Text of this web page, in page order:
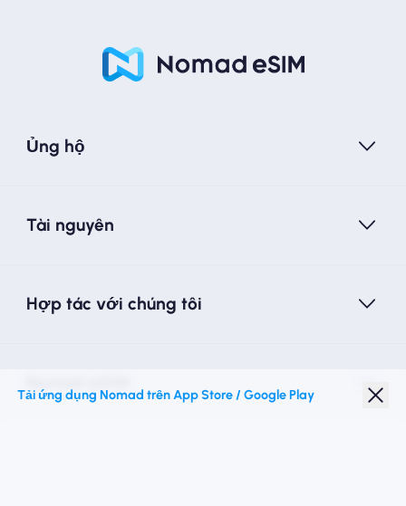
Ủng hộ
Tài nguyên
Hợp tác với chúng tôi
Tải ứng dụng Nomad trên App Store / Google Play